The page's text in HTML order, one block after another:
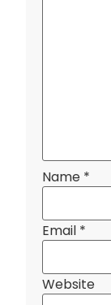
Name *
Email *
Website